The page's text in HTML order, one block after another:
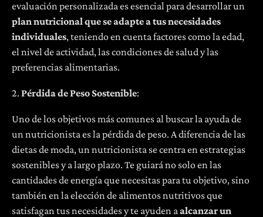
evaluación personalizada es esencial para desarrollar un
plan nutricional que se adapte a tus necesidades
individuales, teniendo en cuenta factores como la edad,
el nivel de actividad, las condiciones de salud y las
preferencias alimentarias.
2. Pérdida de Peso Sostenible:
Uno de los objetivos más comunes al buscar la ayuda de
un nutricionista es la pérdida de peso. A diferencia de las
dietas de moda, un nutricionista se centra en estrategias
sostenibles y a largo plazo. Te guiará no solo en las
cantidades de energía que necesitas para tu objetivo, sino
también en la elección de alimentos nutritivos que
satisfagan tus necesidades y te ayuden aalcanzar un